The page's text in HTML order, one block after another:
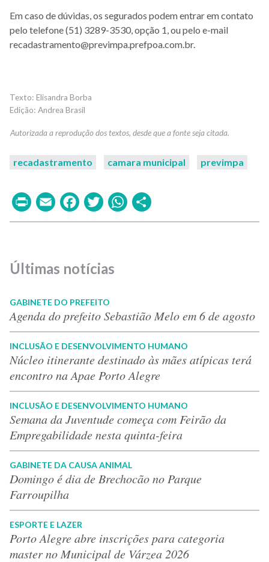
Em caso de dúvidas, os segurados podem entrar em contato
pelo telefone (51) 3289-3530, opção 1, ou pelo e-mail
recadastramento@previmpa.prefpoa.com.br.
Elisandra Borba
Andrea Brasil
recadastramento camara municipal previmpa
PrintEmailFacebook
TwitterWhatsApp
Últimas notícias
GABINETE DO PREFEITO
Agenda do prefeito Sebastião Melo em 6 de agosto
INCLUSÃO E DESENVOLVIMENTO HUMANO
Núcleo itinerante destinado às mães atípicas terá
encontro na Apae Porto Alegre
INCLUSÃO E DESENVOLVIMENTO HUMANO
Semana da Juventude começa com Feirão da
Empregabilidade nesta quinta-feira
GABINETE DA CAUSA ANIMAL
Domingo é dia de Brechocão no Parque
Farroupilha
ESPORTE E LAZER
Porto Alegre abre inscrições para categoria
master no Municipal de Várzea 2026